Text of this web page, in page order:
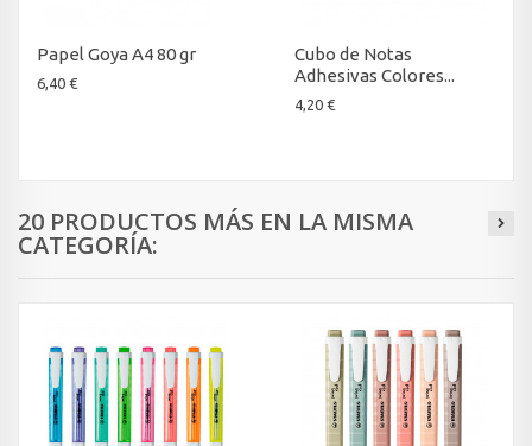
Papel Goya A4 80 gr
6,40 €
Cubo de Notas
Adhesivas Colores...
4,20 €
20 PRODUCTOS MÁS EN LA MISMA
CATEGORÍA: